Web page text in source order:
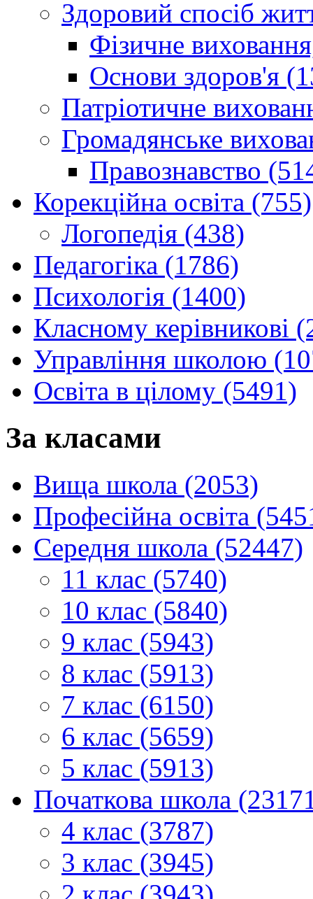
Здоровий спосіб
Фізичне
Основи здоров'я
Патріотичне
Громадянське
Правознавство
Корекційна освіта (755)
Логопедія (438)
Педагогіка (1786)
Психологія (1400)
Класному керівникові
Управління школою
Освіта в цілому (5491)
За класами
Вища школа (2053)
Професійна освіта
Середня школа (52447)
11 клас (5740)
10 клас (5840)
9 клас (5943)
8 клас (5913)
7 клас (6150)
6 клас (5659)
5 клас (5913)
Початкова школа
4 клас (3787)
3 клас (3945)